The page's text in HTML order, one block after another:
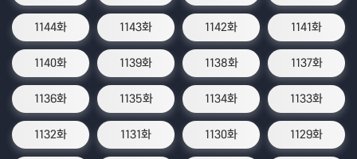
1144화 1143화 1142화 1141화
1140화 1139화 1138화 1137화
1136화 1135화 1134화 1133화
1132화 1131화 1130화 1129화